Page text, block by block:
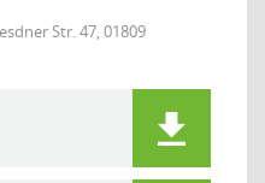
Str. 47, 01809